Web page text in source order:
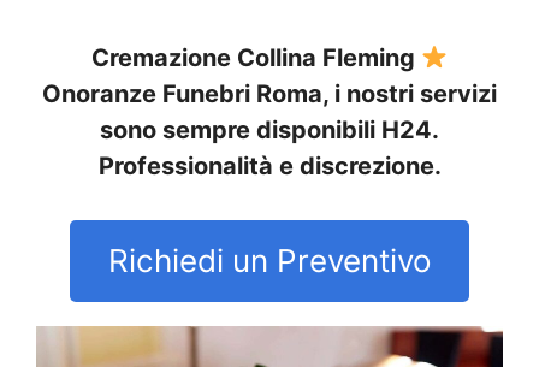
Cremazione Collina Fleming
Onoranze Funebri Roma, i nostri servizi
sono sempre disponibili H24.
Professionalità e discrezione.
Richiedi un Preventivo